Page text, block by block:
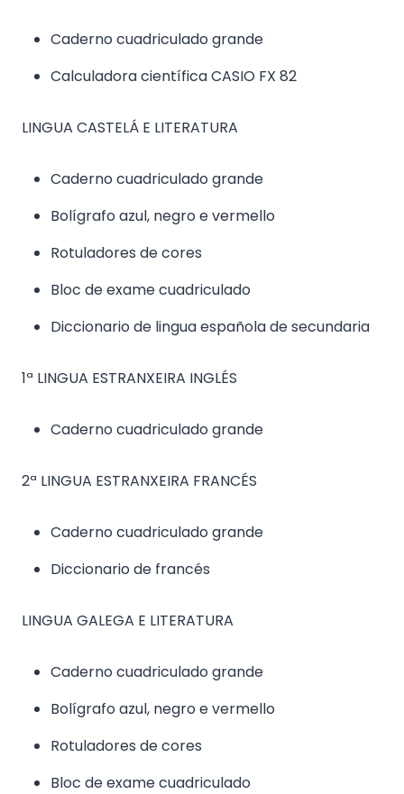
Caderno cuadriculado grande
Calculadora científica CASIO FX 82
LINGUA CASTELÁ E LITERATURA
Caderno cuadriculado grande
Bolígrafo azul, negro e vermello
Rotuladores de cores
Bloc de exame cuadriculado
Diccionario de lingua española de secundaria
1ª LINGUA ESTRANXEIRA INGLÉS
Caderno cuadriculado grande
2ª LINGUA ESTRANXEIRA FRANCÉS
Caderno cuadriculado grande
Diccionario de francés
LINGUA GALEGA E LITERATURA
Caderno cuadriculado grande
Bolígrafo azul, negro e vermello
Rotuladores de cores
Bloc de exame cuadriculado